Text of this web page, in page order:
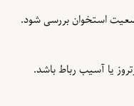
استخوان بررسی شود.
یا آسیب رباط باشد.